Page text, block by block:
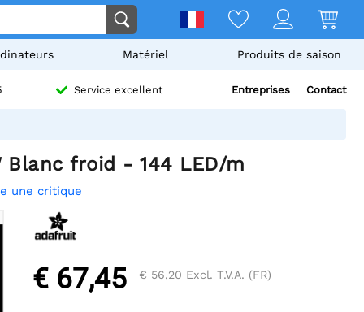
Matériel Produits de saison
Service excellent Entreprises Contact
Blanc froid - 144 LED/m
une critique
€ 67,45 € 56,20 Excl. T.V.A. (FR)